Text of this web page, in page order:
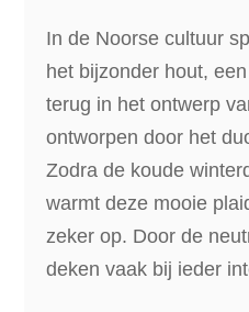
In de Noorse cultuur
het bijzonder hout,
terug in het ontwerp
ontworpen door het
Zodra de koude
warmt deze mooie
zeker op. Door de
deken vaak bij ieder